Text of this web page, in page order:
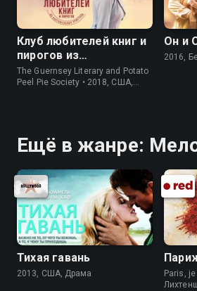
Клуб любителей книг и
пирогов из
картофельных
очистков
The Guernsey Literary and Potato
Peel Pie Society • 2018, США,
Он и
2016,
Ещё в жанре:
Тихая гавань
2013, США, Драма
Paris,